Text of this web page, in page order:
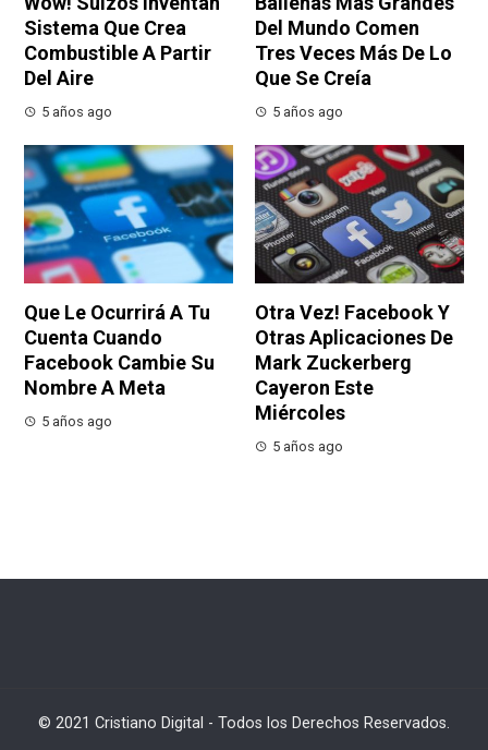
Sistema Que Crea
Combustible A Partir
Del Aire
5 años ago
Del Mundo Comen
Tres Veces Más De Lo
Que Se Creía
5 años ago
Que Le Ocurrirá A Tu
Cuenta Cuando
Facebook Cambie Su
Nombre A Meta
5 años ago
Otra Vez! Facebook Y
Otras Aplicaciones De
Mark Zuckerberg
Cayeron Este
Miércoles
5 años ago
© 2021 Cristiano Digital - Todos los Derechos Reservados.